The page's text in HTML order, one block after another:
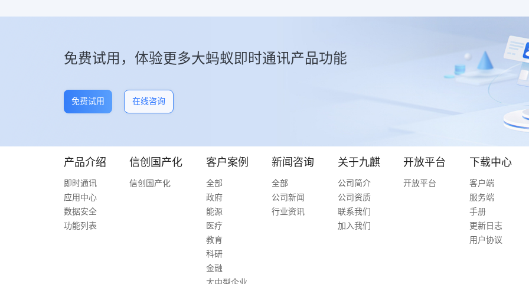
免费试用，体验更多大蚂蚁即时通讯产品功能
免费试用 在线咨询
产品介绍
即时通讯
应用中心
数据安全
功能列表
信创国产化
信创国产化
客户案例
全部
政府
能源
医疗
教育
科研
金融
新闻咨询
全部
公司新闻
行业资讯
关于九麒
公司简介
公司资质
联系我们
加入我们
开放平台
开放平台
下载中心
客户端
服务端
手册
更新日志
用户协议